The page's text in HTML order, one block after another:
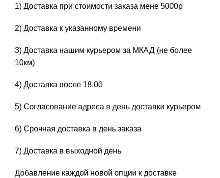
1) Доставка при стоимости заказа мене 5000р
2) Доставка к указанному времени
3) Доставка нашим курьером за МКАД (не более
10км)
4) Доставка после 18.00
5) Согласование адреса в день доставки курьером
6) Срочная доставка в день заказа
7) Доставка в выходной день
Добавление каждой новой опции к доставке